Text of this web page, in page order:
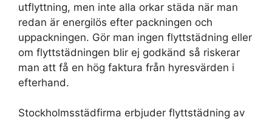
utflyttning, men inte alla orkar städa när man
redan är energilös efter packningen och
uppackningen. Gör man ingen flyttstädning eller
om flyttstädningen blir ej godkänd så riskerar
man att få en hög faktura från hyresvärden i
efterhand.
Stockholmsstädfirma erbjuder flyttstädning av